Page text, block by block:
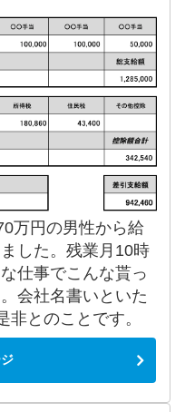
万円の男性から給
した。残業月10時
仕事でこんな貰っ
会社名書いといた
非とのことです。